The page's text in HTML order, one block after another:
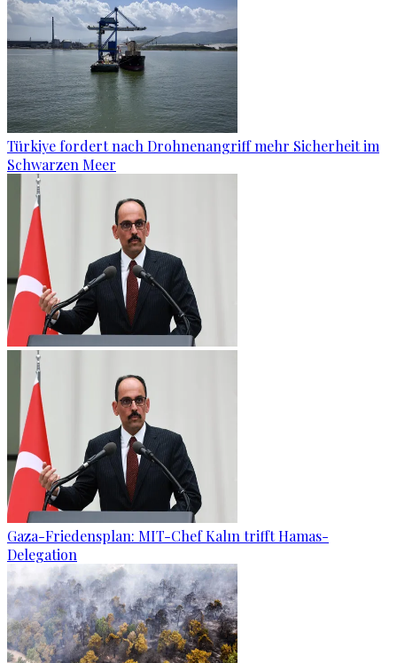
Türkiye fordert nach Drohnenangriff mehr Sicherheit im
Schwarzen Meer
Gaza-Friedensplan: MIT-Chef Kalın trifft Hamas-
Delegation